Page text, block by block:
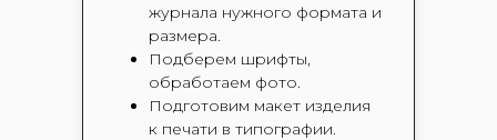
журнала нужного формата и
размера.
Подберем шрифты,
обработаем фото.
Подготовим макет изделия
к печати в типографии.